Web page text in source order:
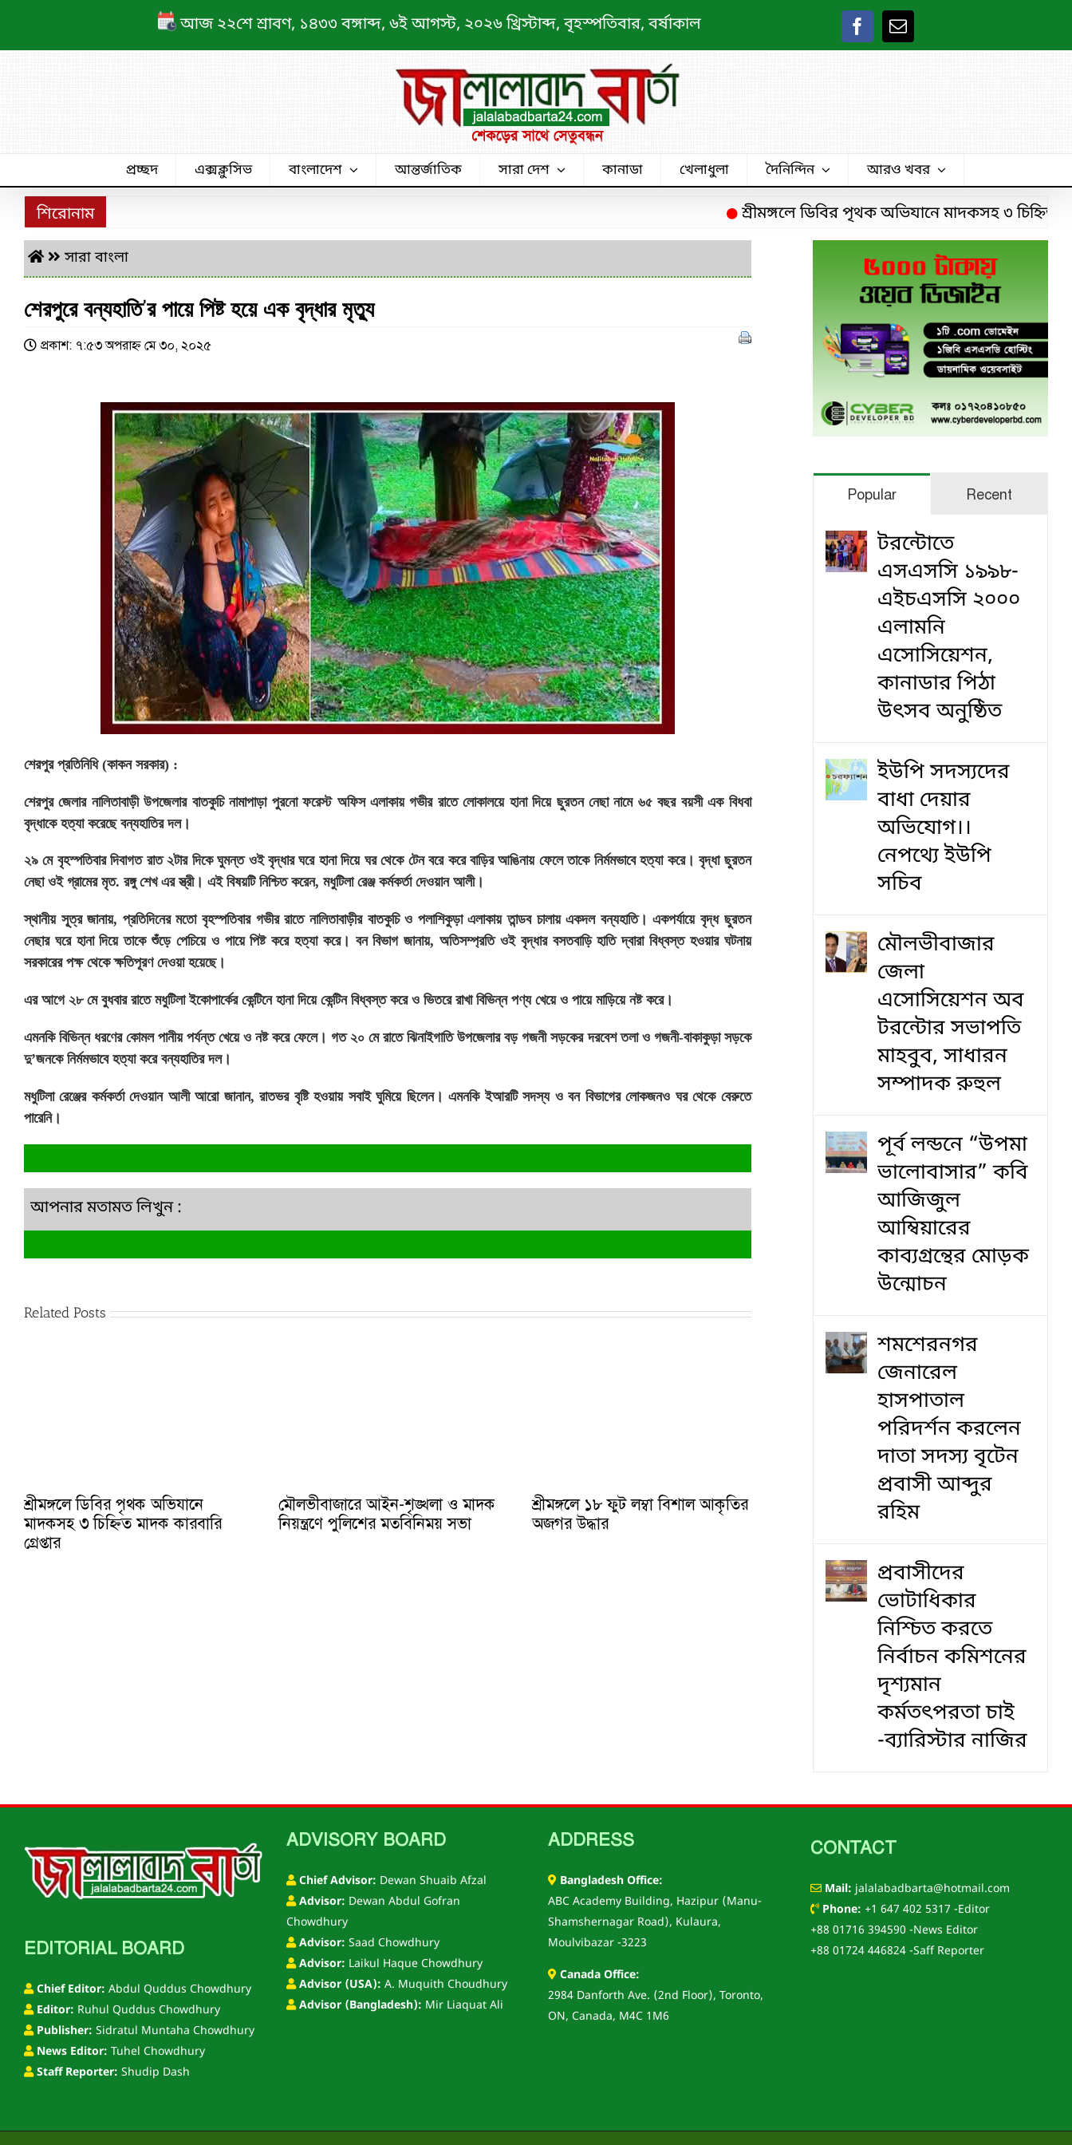
আজ ২২শে শ্রাবণ, ১৪৩৩ বঙ্গাব্দ, ৬ই আগস্ট, ২০২৬ খ্রিস্টাব্দ, বৃহস্পতিবার, বর্ষাকাল
প্রচ্ছদ এক্সক্লুসিভ বাংলাদেশ আন্তর্জাতিক সারা দেশ কানাডা খেলাধুলা দৈনিন্দিন আরও খবর
শিরোনাম শ্রীমঙ্গলে ডিবির পৃথক অভিযানে মাদকসহ ৩ চিহ্নিত মাদক
সারা বাংলা
শেরপুরে বন্যহাতি’র পায়ে পিষ্ট হয়ে এক বৃদ্ধার মৃত্যু
প্রকাশ: ৭:৫৩ অপরাহ্ণ মে ৩০, ২০২৫
শেরপুর প্রতিনিধি (কাকন সরকার) :
শেরপুর জেলার নালিতাবাড়ী উপজেলার বাতকুচি নামাপাড়া পুরনো ফরেস্ট অফিস এলাকায় গভীর রাতে লোকালয়ে হানা দিয়ে ছুরতন নেছা নামে ৬৫ বছর বয়সী এক বিধবা
বৃদ্ধাকে হত্যা করেছে বন্যহাতির দল।
২৯ মে বৃহস্পতিবার দিবাগত রাত ২টার দিকে ঘুমন্ত ওই বৃদ্ধার ঘরে হানা দিয়ে ঘর থেকে টেন বরে করে বাড়ির আঙিনায় ফেলে তাকে নির্মমভাবে হত্যা করে। বৃদ্ধা ছুরতন
নেছা ওই গ্রামের মৃত. রঙ্গু শেখ এর স্ত্রী। এই বিষয়টি নিশ্চিত করেন, মধুটিলা রেঞ্জ কর্মকর্তা দেওয়ান আলী।
স্থানীয় সূূত্র জানায়, প্রতিদিনের মতো বৃহস্পতিবার গভীর রাতে নালিতাবাড়ীর বাতকুচি ও পলাশিকুড়া এলাকায় তান্ডব চালায় একদল বন্যহাতি। একপর্যায়ে বৃদ্ধ ছুরতন
নেছার ঘরে হানা দিয়ে তাকে শুঁড়ে পেচিয়ে ও পায়ে পিষ্ট করে হত্যা করে। বন বিভাগ জানায়, অতিসম্প্রতি ওই বৃদ্ধার বসতবাড়ি হাতি দ্বারা বিধ্বস্ত হওয়ার ঘটনায়
সরকারের পক্ষ থেকে ক্ষতিপূরণ দেওয়া হয়েছে।
এর আগে ২৮ মে বুধবার রাতে মধুটিলা ইকোপার্কের কেন্টিনে হানা দিয়ে কেন্টিন বিধ্বস্ত করে ও ভিতরে রাখা বিভিন্ন পণ্য খেয়ে ও পায়ে মাড়িয়ে নষ্ট করে।
এমনকি বিভিন্ন ধরণের কোমল পানীয় পর্যন্ত খেয়ে ও নষ্ট করে ফেলে। গত ২০ মে রাতে ঝিনাইগাতি উপজেলার বড় গজনী সড়কের দরবেশ তলা ও গজনী-বাকাকুড়া সড়কে
দু’জনকে নির্মমভাবে হত্যা করে বন্যহাতির দল।
মধুটিলা রেঞ্জের কর্মকর্তা দেওয়ান আলী আরো জানান, রাতভর বৃষ্টি হওয়ায় সবাই ঘুমিয়ে ছিলেন। এমনকি ইআরটি সদস্য ও বন বিভাগের লোকজনও ঘর থেকে বেরুতে
পারেনি।
আপনার মতামত লিখুন :
Related Posts
শ্রীমঙ্গলে ডিবির পৃথক অভিযানে
মাদকসহ ৩ চিহ্নিত মাদক কারবারি
গ্রেপ্তার
মৌলভীবাজারে আইন-শৃঙ্খলা ও মাদক
নিয়ন্ত্রণে পুলিশের মতবিনিময় সভা
শ্রীমঙ্গলে ১৮ ফুট লম্বা বিশাল আকৃতির
অজগর উদ্ধার
Popular Recent
টরন্টোতে
এসএসসি ১৯৯৮-
এইচএসসি ২০০০
এলামনি
এসোসিয়েশন,
কানাডার পিঠা
উৎসব অনুষ্ঠিত
ইউপি সদস্যদের
বাধা দেয়ার
অভিযোগ।।
নেপথ্যে ইউপি
সচিব
মৌলভীবাজার
জেলা
এসোসিয়েশন অব
টরন্টোর সভাপতি
মাহবুব, সাধারন
সম্পাদক রুহুল
পূর্ব লন্ডনে “উপমা
ভালোবাসার” কবি
আজিজুল
আম্বিয়ারের
কাব্যগ্রন্থের মোড়ক
উন্মোচন
শমশেরনগর
জেনারেল
হাসপাতাল
পরিদর্শন করলেন
দাতা সদস্য বৃটেন
প্রবাসী আব্দুর
রহিম
প্রবাসীদের
ভোটাধিকার
নিশ্চিত করতে
নির্বাচন কমিশনের
দৃশ‍্যমান
কর্মতৎপরতা চাই
-ব্যারিস্টার নাজির
EDITORIAL BOARD
Chief Editor: Abdul Quddus Chowdhury
Editor: Ruhul Quddus Chowdhury
Publisher: Sidratul Muntaha Chowdhury
News Editor: Tuhel Chowdhury
Staff Reporter: Shudip Dash
ADVISORY BOARD
Chief Advisor: Dewan Shuaib Afzal
Advisor: Dewan Abdul Gofran
Chowdhury
Advisor: Saad Chowdhury
Advisor: Laikul Haque Chowdhury
Advisor (USA): A. Muquith Choudhury
Advisor (Bangladesh): Mir Liaquat Ali
ADDRESS
Bangladesh Office:
ABC Academy Building, Hazipur (Manu-
Shamshernagar Road), Kulaura,
Moulvibazar -3223
Canada Office:
2984 Danforth Ave. (2nd Floor), Toronto,
ON, Canada, M4C 1M6
CONTACT
Mail: jalalabadbarta@hotmail.com
Phone: +1 647 402 5317 -Editor
+88 01716 394590 -News Editor
+88 01724 446824 -Saff Reporter